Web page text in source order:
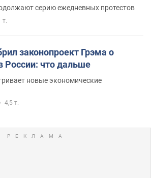
серию ежедневных протестов
т.
законопроект Грэма о
России: что дальше
новые экономические
4,5 т.